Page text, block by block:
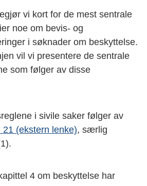
vi kort for de mest sentrale
noe om bevis- og
i søknader om beskyttelse.
vil vi presentere de sentrale
som følger av disse
i sivile saker følger av
(ekstern lenke), særlig
4 om beskyttelse har